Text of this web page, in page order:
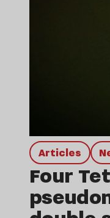
Articles
Four